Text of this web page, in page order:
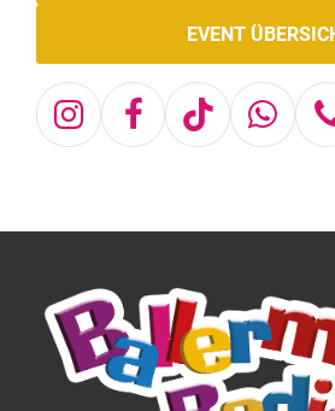
EVENT
Instagram
Facebook
Tiktok